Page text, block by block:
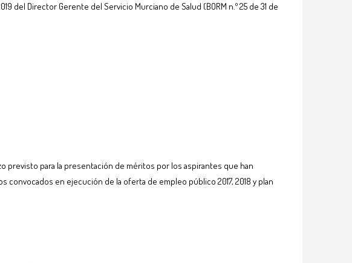
Director Gerente del Servicio Murciano de Salud (BORM n.º 25 de 31 de
previsto para la presentación de méritos por los aspirantes que han
en ejecución de la oferta de empleo público 2017, 2018 y plan